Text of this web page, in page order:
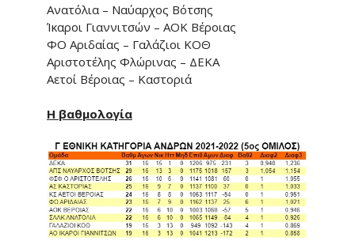
Ανατόλια – Ναύαρχος Βότσης
Ίκαροι Γιαννιτσών – ΑΟΚ Βέροιας
ΦΟ Αριδαίας – Γαλάζιοι ΚΟΘ
Αριστοτέλης Φλώρινας – ΔΕΚΑ
Αετοί Βέροιας – Καστοριά
Η βαθμολογία